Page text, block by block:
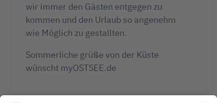
wir immer den Gästen entgegen zu
kommen und den Urlaub so angenehm
wie Möglich zu gestallten.
Sommerliche grüße von der Küste
wünscht myOSTSEE.de